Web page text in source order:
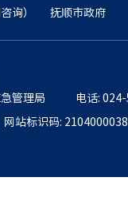
询） 抚顺市政府
管理局
电话:
网站标识码: 2104000038